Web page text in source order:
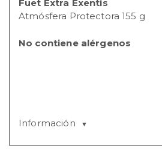
Fuet Extra Exentis
Atmósfera Protectora 155 g
No contiene alérgenos
Información